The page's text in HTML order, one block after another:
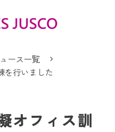
ース一覧
を行いました
オフィス訓